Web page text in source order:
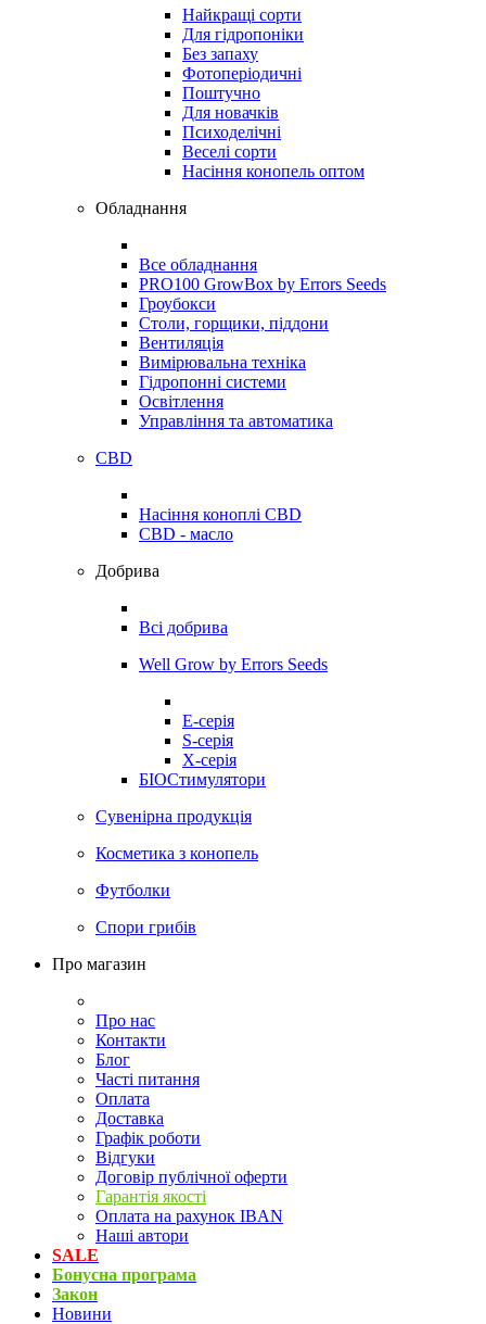
Найкращі сорти
Для гідропоніки
Без запаху
Фотоперіодичні
Поштучно
Для новачків
Психоделічні
Веселі сорти
Насіння конопель оптом
Обладнання
Все обладнання
PRO100 GrowBox by Errors Seeds
Гроубокси
Столи, горщики, піддони
Вентиляція
Вимірювальна техніка
Гідропонні системи
Освітлення
Управління та автоматика
CBD
Насіння коноплі CBD
CBD - масло
Добрива
Всі добрива
Well Grow by Errors Seeds
E-серія
S-серія
X-серія
БІОСтимулятори
Сувенірна продукція
Косметика з конопель
Футболки
Спори грибів
Про магазин
Про нас
Контакти
Блог
Часті питання
Оплата
Доставка
Графік роботи
Відгуки
Договір публічної оферти
Гарантія якості
Оплата на рахунок IBAN
Наші автори
SALE
Бонусна програма
Закон
Новини